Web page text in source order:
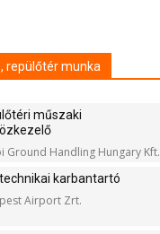
repülőtér munka
műszaki
Ground Handling Hungary Kft.
karbantartó
Airport Zrt.